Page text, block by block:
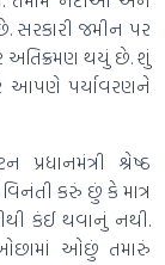
સરકારી જમીન પર
અતિક્રમણ થયું છે. શું
પર્યાવરણને
શ્રેષ્ઠ
કરું છું કે માત્ર
કંઈ થવાનું નથી.
ઓછું તમારું